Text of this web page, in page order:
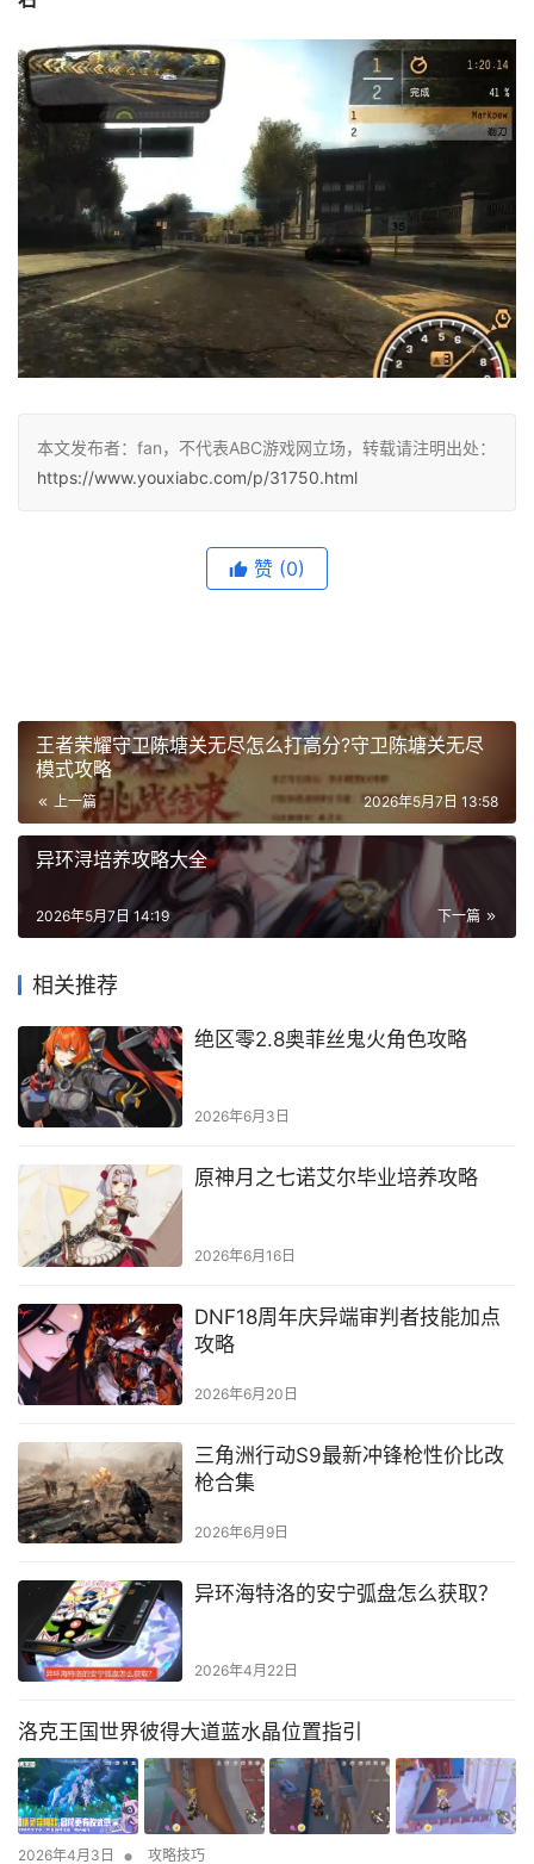
本文发布者：fan，不代表ABC游戏网立场，转载请注明出处：
https://www.youxiabc.com/p/31750.html
赞 (0)
王者荣耀守卫陈塘关无尽怎么打高分?守卫陈塘关无尽
模式攻略
上一篇 2026年5月7日 13:58
异环浔培养攻略大全
下一篇
2026年5月7日 14:19
相关推荐
绝区零2.8奥菲丝鬼火角色攻略
2026年6月3日
原神月之七诺艾尔毕业培养攻略
2026年6月16日
DNF18周年庆异端审判者技能加点
攻略
2026年6月20日
三角洲行动S9最新冲锋枪性价比改
枪合集
2026年6月9日
异环海特洛的安宁弧盘怎么获取？
2026年4月22日
洛克王国世界彼得大道蓝水晶位置指引
2026年4月3日 • 攻略技巧